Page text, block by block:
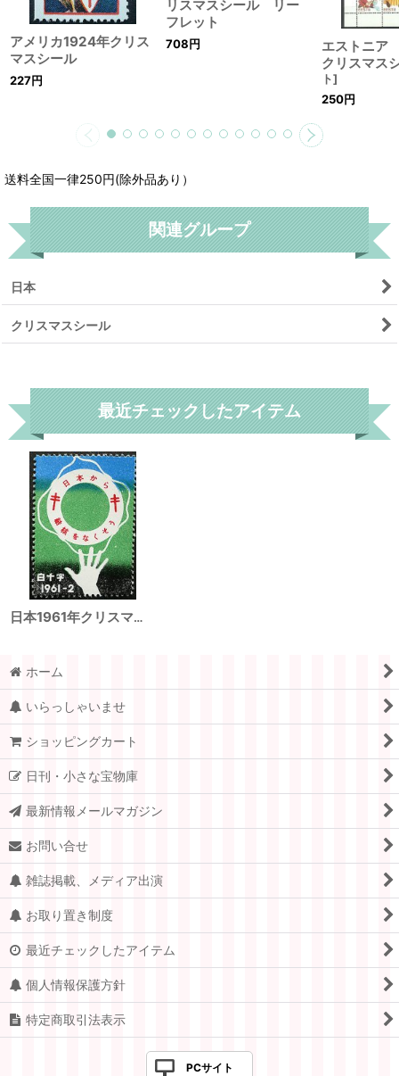
アメリカ1924年クリス
マスシール
日本 1961-62年 ク
リスマスシール リー
フレット
エストニ
クリスマス
ト]
関連グループ
日本
クリスマスシール
最近チェックしたアイテム
ホーム
いらっしゃいませ
ショッピングカート
日刊・小さな宝物庫
最新情報メールマガジン
お問い合せ
雑誌掲載、メディア出演
お取り置き制度
最近チェックしたアイテム
個人情報保護方針
特定商取引法表示